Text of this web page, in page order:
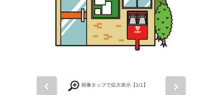
画像タップで拡大表示【1/1】